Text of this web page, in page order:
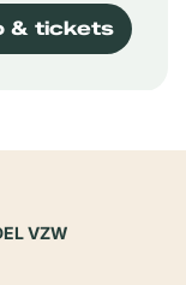
& tickets
VZW